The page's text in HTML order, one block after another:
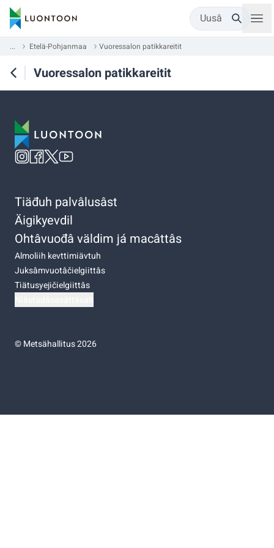
Uusâ
... Etelä-Pohjanmaa Vuoressalon patikkareitit
Vuoressalon patikkareitit
Tiäđuh palvâlusâst
Äigikyevdil
Ohtâvuođâ väldim já macâttâs
Almoliih kevttimiävtuh
Juksâmvuotâčielgiittâs
Tiätusyejičielgiittâs
©Metsähallitus 2026